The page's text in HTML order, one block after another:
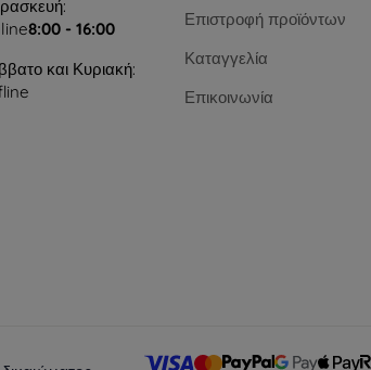
8:00 - 16:00
και Κυριακή:
Επιστροφή προϊόντων
Καταγγελία
Επικοινωνία